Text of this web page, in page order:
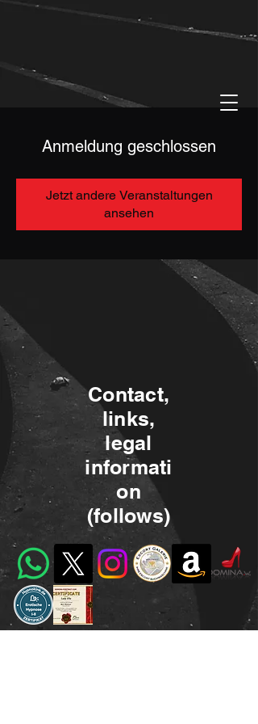
Anmeldung geschlossen
Jetzt andere Veranstaltungen
ansehen
Contact,
links,
legal
informati
on
(follows)